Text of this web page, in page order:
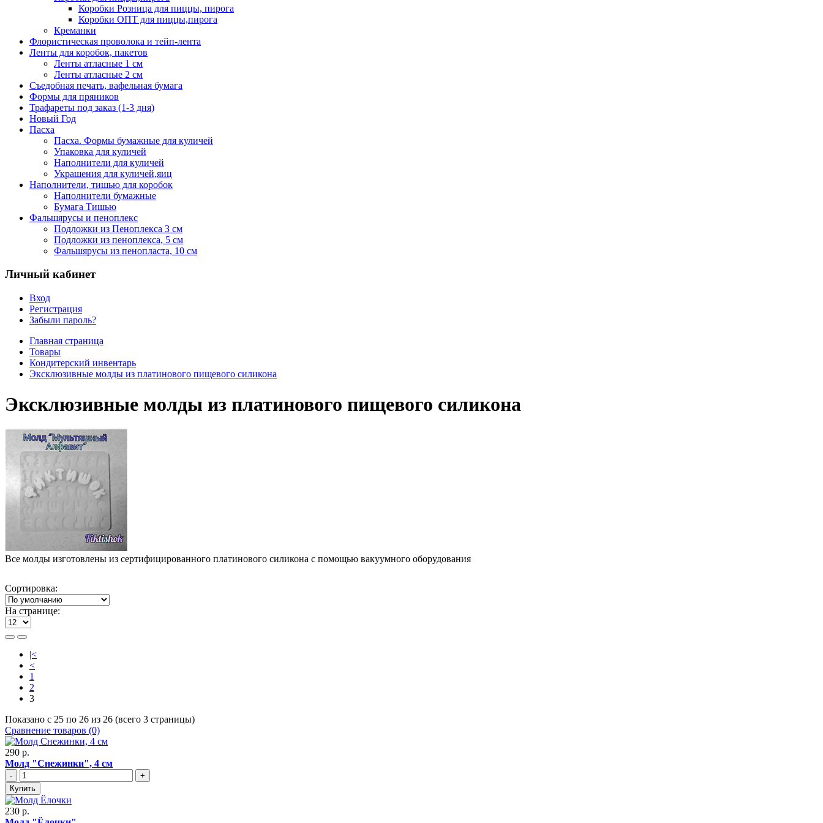
Коробки Розница для пиццы, пирога
Коробки ОПТ для пиццы,пирога
Креманки
Флористическая проволока и тейп-лента
Ленты для коробок, пакетов
Ленты атласные 1 см
Ленты атласные 2 см
Съедобная печать, вафельная бумага
Формы для пряников
Трафареты под заказ (1-3 дня)
Новый Год
Пасха
Пасха. Формы бумажные для куличей
Упаковка для куличей
Наполнители для куличей
Украшения для куличей,яиц
Наполнители, тишью для коробок
Наполнители бумажные
Бумага Тишью
Фальшярусы и пеноплекс
Подложки из Пеноплекса 3 см
Подложки из пеноплекса, 5 см
Фальшярусы из пенопласта, 10 см
Личный кабинет
Вход
Регистрация
Забыли пароль?
Главная страница
Товары
Кондитерский инвентарь
Эксклюзивные молды из платинового пищевого силикона
Эксклюзивные молды из платинового пищевого силикона
Все молды изготовлены из сертифицированного платинового силикона с помощью вакуумного оборудования
Сортировка:
На странице:
|<
<
1
2
3
Показано с 25 по 26 из 26 (всего 3 страницы)
Сравнение товаров (0)
290 р.
Молд "Снежинки", 4 см
-
+
Купить
230 р.